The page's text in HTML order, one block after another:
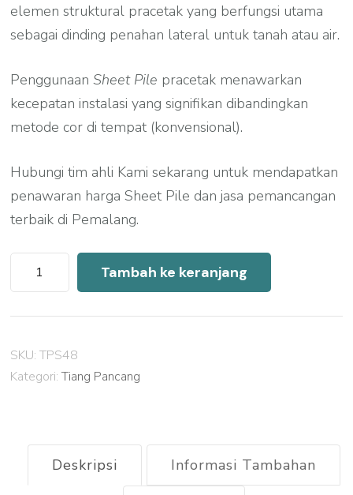
elemen struktural pracetak yang berfungsi utama
sebagai dinding penahan lateral untuk tanah atau air.
PenggunaanSheet Pile pracetak menawarkan
kecepatan instalasi yang signifikan dibandingkan
metode cor di tempat (konvensional).
Hubungi tim ahli Kami sekarang untuk mendapatkan
penawaran harga Sheet Pile dan jasa pemancangan
terbaik di Pemalang.
Kuantitas
Harga
Pemalang
2026
Tambah ke keranjang
SKU:TPS48
Kategori:Tiang Pancang
Deskripsi Informasi Tambahan